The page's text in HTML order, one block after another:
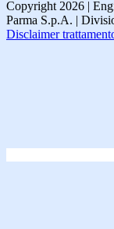
Copyright 2026 |
Parma S.p.A. |
Disclaimer